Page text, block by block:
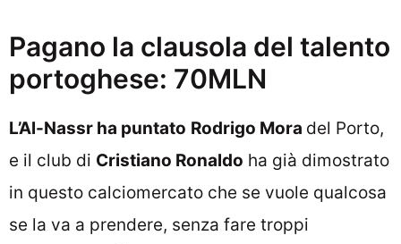
Pagano la clausola del talento
portoghese: 70MLN
L’Al-Nassr ha puntato Rodrigo Mora del Porto,
e il club di Cristiano Ronaldo ha già dimostrato
in questo calciomercato che se vuole qualcosa
se la va a prendere, senza fare troppi